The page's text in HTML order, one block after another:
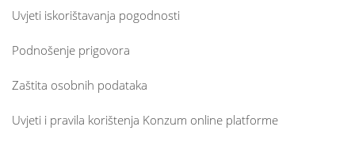
Uvjeti iskorištavanja pogodnosti
Podnošenje prigovora
Zaštita osobnih podataka
Uvjeti i pravila korištenja Konzum online platforme